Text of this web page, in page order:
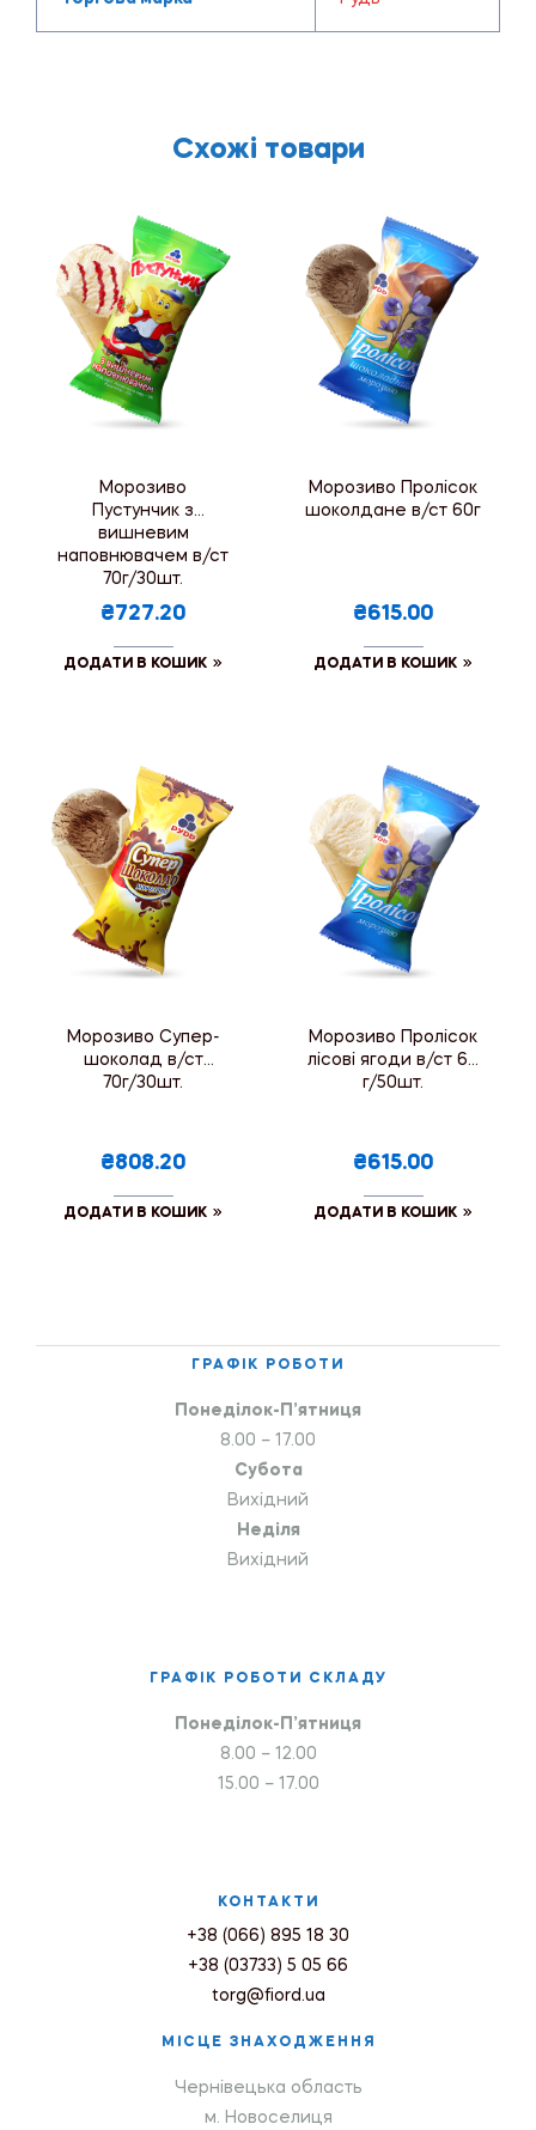
Схожі товари
Морозиво
Пустунчик з
вишневим
наповнювачем в/ст
70г/30шт.
₴727.20
ДОДАТИ В КОШИК
Морозиво Пролісок
шоколдане в/ст 60г
₴615.00
ДОДАТИ В КОШИК
Морозиво Супер-
шоколад в/ст
70г/30шт.
₴808.20
ДОДАТИ В КОШИК
Морозиво Пролісок
лісові ягоди в/ст 60
г/50шт.
₴615.00
ДОДАТИ В КОШИК
ГРАФІК РОБОТИ
Понеділок-П’ятниця
8.00 – 17.00
Субота
Вихідний
Неділя
Вихідний
ГРАФІК РОБОТИ СКЛАДУ
Понеділок-П’ятниця
8.00 – 12.00
15.00 – 17.00
КОНТАКТИ
+38 (066) 895 18 30
+38 (03733) 5 05 66
torg@fiord.ua
МІСЦЕ ЗНАХОДЖЕННЯ
Чернівецька область
м. Новоселиця